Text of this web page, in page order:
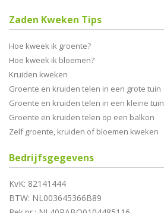
Zaden Kweken Tips
Hoe kweek ik groente?
Hoe kweek ik bloemen?
Kruiden kweken
Groente en kruiden telen in een grote tuin
Groente en kruiden telen in een kleine tuin
Groente en kruiden telen op een balkon
Zelf groente, kruiden of bloemen kweken
Bedrijfsgegevens
KvK: 82141444
BTW: NL003645366B89